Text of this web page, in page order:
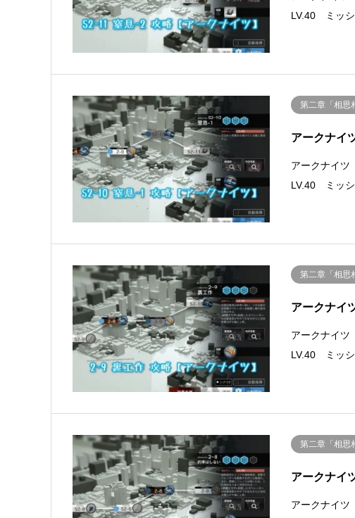
LV.40 ミッシ
第二章「相思
アークナイ
アークナイツ
LV.40 ミッシ
第二章「相思
アークナイ
アークナイツ
LV.40 ミッシ
第二章「相思
アークナイ
アークナイツ